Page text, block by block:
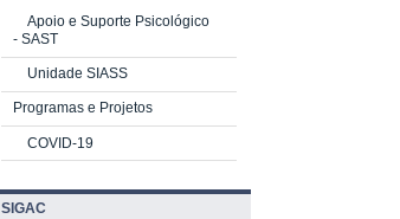
Apoio e Suporte Psicológico
- SAST
Unidade SIASS
Programas e Projetos
COVID-19
SIGAC